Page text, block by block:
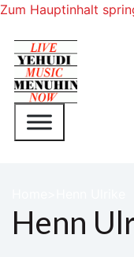
Zum Hauptinhalt
Henn